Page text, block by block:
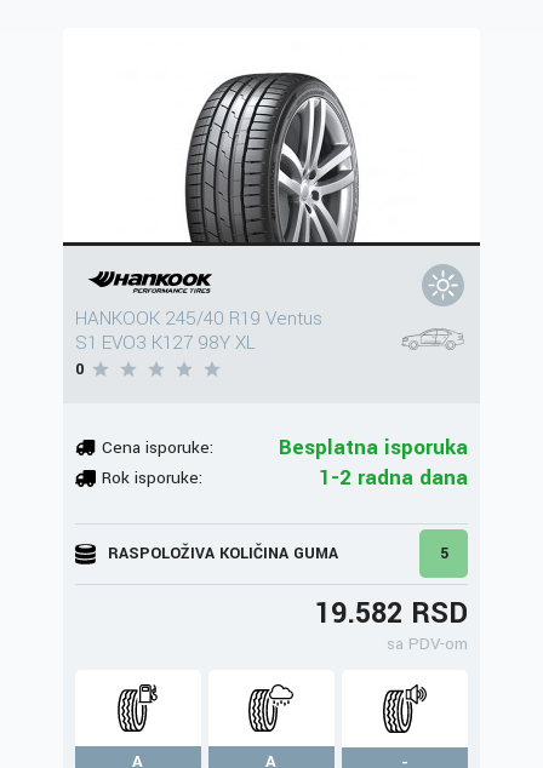
HANKOOK 245/40 R19 Ventus
S1 EVO3 K127 98Y XL
0
Cena isporuke: Besplatna isporuka
Rok isporuke: 1-2 radna dana
RASPOLOŽIVA KOLIČINA GUMA 5
19.582 RSD
sa PDV-om
A A
-